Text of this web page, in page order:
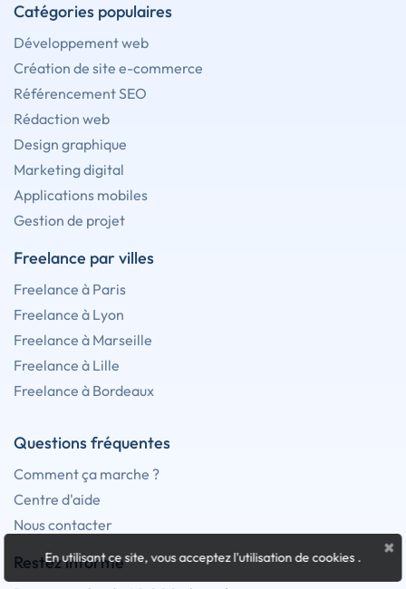
Catégories populaires
Développement web
Création de site e-commerce
Référencement SEO
Rédaction web
Design graphique
Marketing digital
Applications mobiles
Gestion de projet
Freelance par villes
Freelance à Paris
Freelance à Lyon
Freelance à Marseille
Freelance à Lille
Freelance à Bordeaux
Questions fréquentes
Comment ça marche ?
Centre d'aide
Nous contacter
Restez informé
×
En utilisant ce site, vous acceptez l'utilisation de cookies.